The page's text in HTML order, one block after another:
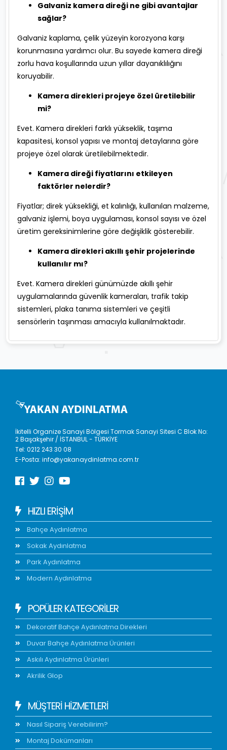
Galvaniz kamera direği ne gibi avantajlar
sağlar?
Galvaniz kaplama, çelik yüzeyin korozyona karşı
korunmasına yardımcı olur. Bu sayede kamera direği
zorlu hava koşullarında uzun yıllar dayanıklılığını
koruyabilir.
Kamera direkleri projeye özel üretilebilir
mi?
Evet. Kamera direkleri farklı yükseklik, taşıma
kapasitesi, konsol yapısı ve montaj detaylarına göre
projeye özel olarak üretilebilmektedir.
Kamera direği fiyatlarını etkileyen
faktörler nelerdir?
Fiyatlar; direk yüksekliği, et kalınlığı, kullanılan malzeme,
galvaniz işlemi, boya uygulaması, konsol sayısı ve özel
üretim gereksinimlerine göre değişiklik gösterebilir.
Kamera direkleri akıllı şehir projelerinde
kullanılır mı?
Evet. Kamera direkleri günümüzde akıllı şehir
uygulamalarında güvenlik kameraları, trafik takip
sistemleri, plaka tanıma sistemleri ve çeşitli
sensörlerin taşınması amacıyla kullanılmaktadır.
İkitelli Organize Sanayi Bölgesi Tormak Sanayi Sitesi C Blok No:
2 Başakşehir / İSTANBUL - TÜRKİYE
Tel:0212 243 30 08
E-Posta:info@yakanaydinlatma.com.tr
HIZLI ERIŞIM
Bahçe Aydınlatma
Sokak Aydınlatma
Park Aydınlatma
Modern Aydınlatma
POPÜLER KATEGORİLER
Dekoratif Bahçe Aydınlatma Direkleri
Duvar Bahçe Aydınlatma Ürünleri
Askılı Aydınlatma Ürünleri
Akrilik Glop
MÜŞTERİ HİZMETLERİ
Nasıl Sipariş Verebilirim?
Montaj Dokümanları